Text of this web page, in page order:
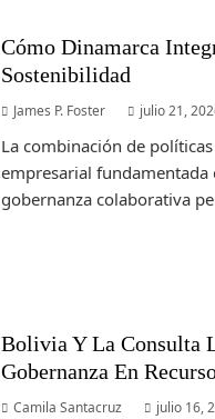
Cómo Dinamarca
Sostenibilidad
James P. Foster julio 21,
La combinación de
empresarial
gobernanza colaborativa
Bolivia Y La Consulta
Gobernanza En
Camila Santacruz julio 16,